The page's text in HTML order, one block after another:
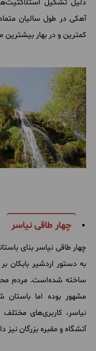
دلیل تشکیل
آهکی در طول سالیان
کمترین و در بهار بیشترین
چهار طاقی نیاسر
چهار طاقی نیاسر بنای
به دستور اردشیر
ساخته شده‌است. مردم
مشهور بوده اما باستان
نیاسر، کاربری‌های مختلف
آتشگاه و مقبره بزرگان